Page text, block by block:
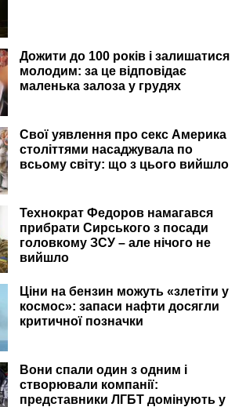
Дожити до 100 років і залишатися
молодим: за це відповідає
маленька залоза у грудях
Свої уявлення про секс Америка
століттями насаджувала по
всьому світу: що з цього вийшло
Технократ Федоров намагався
прибрати Сирського з посади
головкому ЗСУ – але нічого не
вийшло
Ціни на бензин можуть «злетіти у
космос»: запаси нафти досягли
критичної позначки
Вони спали один з одним і
створювали компанії:
представники ЛГБТ домінують у